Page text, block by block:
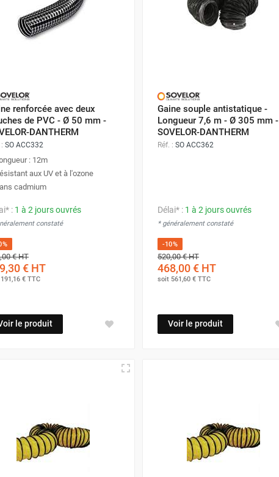
renforcée avec deux
de PVC - Ø 50 mm -
DANTHERM
SO ACC332
: 12m
aux UV et à l'ozone
cadmium
: 1 à 2 jours ouvrés
constaté
€HT
€ HT
191,16 € TTC
le produit
Gaine souple antistatique -
Longueur 7,6 m - Ø 305 mm -
SOVELOR-DANTHERM
Réf. : SO ACC362
Délai* : 1 à 2 jours ouvrés
* généralement constaté
-10%
520,00 €HT
468,00 €HT
soit 561,60 €TTC
Voir le produit